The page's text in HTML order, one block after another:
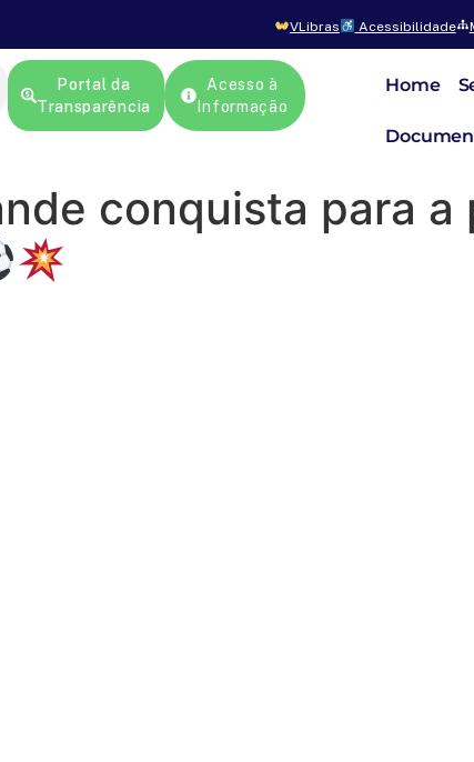
VLibras Acessibilidade
Portal da
Transparência
Acesso à
Informação
Home
conquista para a